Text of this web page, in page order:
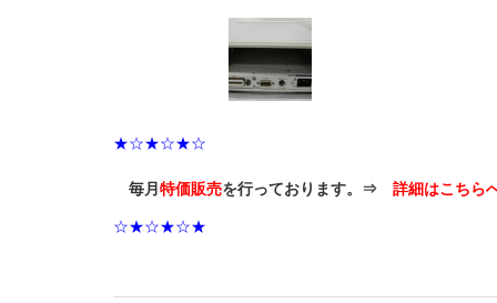
★☆★☆★☆
毎月 特価販売を行っております。⇒ 詳細はこちら
☆★☆★☆★